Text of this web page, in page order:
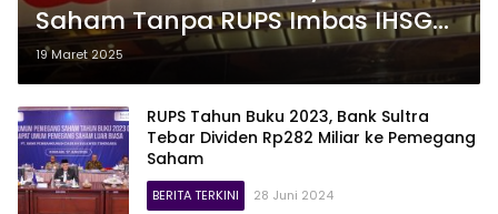
Saham Tanpa RUPS Imbas IHSG
Anjlok
19 Maret 2025
RUPS Tahun Buku 2023, Bank Sultra
Tebar Dividen Rp282 Miliar ke Pemegang
Saham
BERITA TERKINI 28 Juni 2024